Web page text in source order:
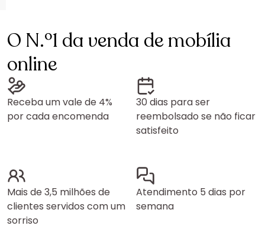
O N.º1 da venda de mobília
online
Receba um vale de 4%
por cada encomenda
30 dias para ser
reembolsado se não ficar
satisfeito
Mais de 3,5 milhões de
clientes servidos com um
sorriso
Atendimento 5 dias por
semana